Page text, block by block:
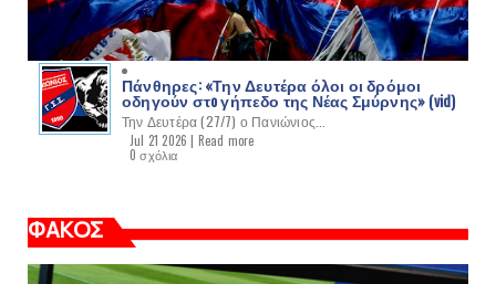
Πάνθηρες: «Την Δευτέρα όλοι οι δρόμοι
οδηγούν στo γήπεδο της Νέας Σμύρνης» (vid)
Την Δευτέρα (27/7) ο Πανιώνιος...
Jul 21 2026 | Read more
0 σχόλια
ΦΑΚΟΣ